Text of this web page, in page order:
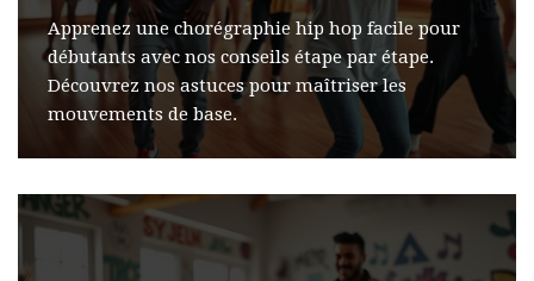
Apprenez une chorégraphie hip hop facile pour
débutants avec nos conseils étape par étape.
Découvrez nos astuces pour maîtriser les
mouvements de base.